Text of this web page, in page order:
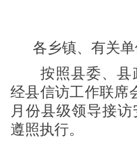
各乡镇、有关单
按照县委、县
经县信访工作联席
月份县级领导接
遵照执行。